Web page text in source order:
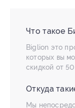
Что такое
Biglion это
которых вы
скидкой от
Откуда
Мы